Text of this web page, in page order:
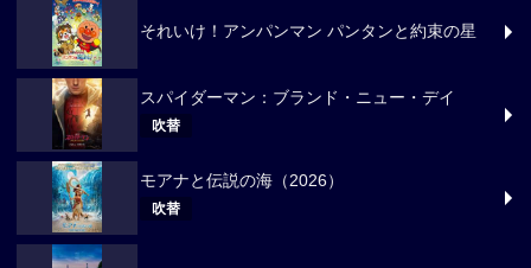
それいけ！アンパンマン パンタンと約束の星
スパイダーマン：ブランド・ニュー・デイ
吹替
モアナと伝説の海（2026）
吹替